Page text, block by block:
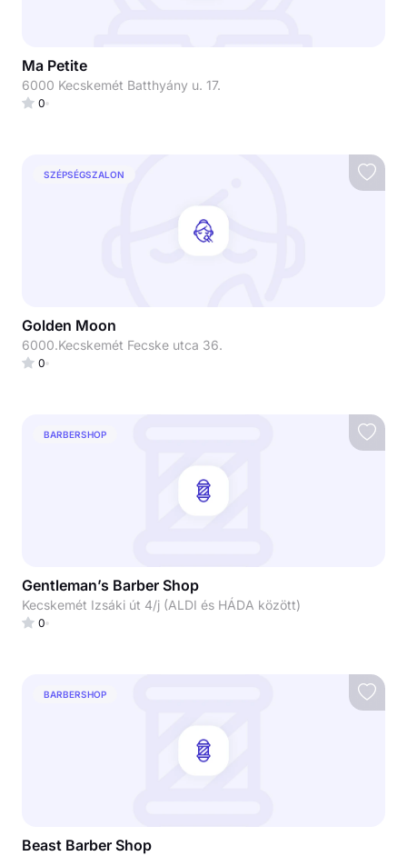
Ma Petite
6000 Kecskemét Batthyány u. 17.
0
SZÉPSÉGSZALON
Golden Moon
6000.Kecskemét Fecske utca 36.
0
BARBERSHOP
Gentleman’s Barber Shop
Kecskemét Izsáki út 4/j (ALDI és HÁDA között)
0
BARBERSHOP
Beast Barber Shop